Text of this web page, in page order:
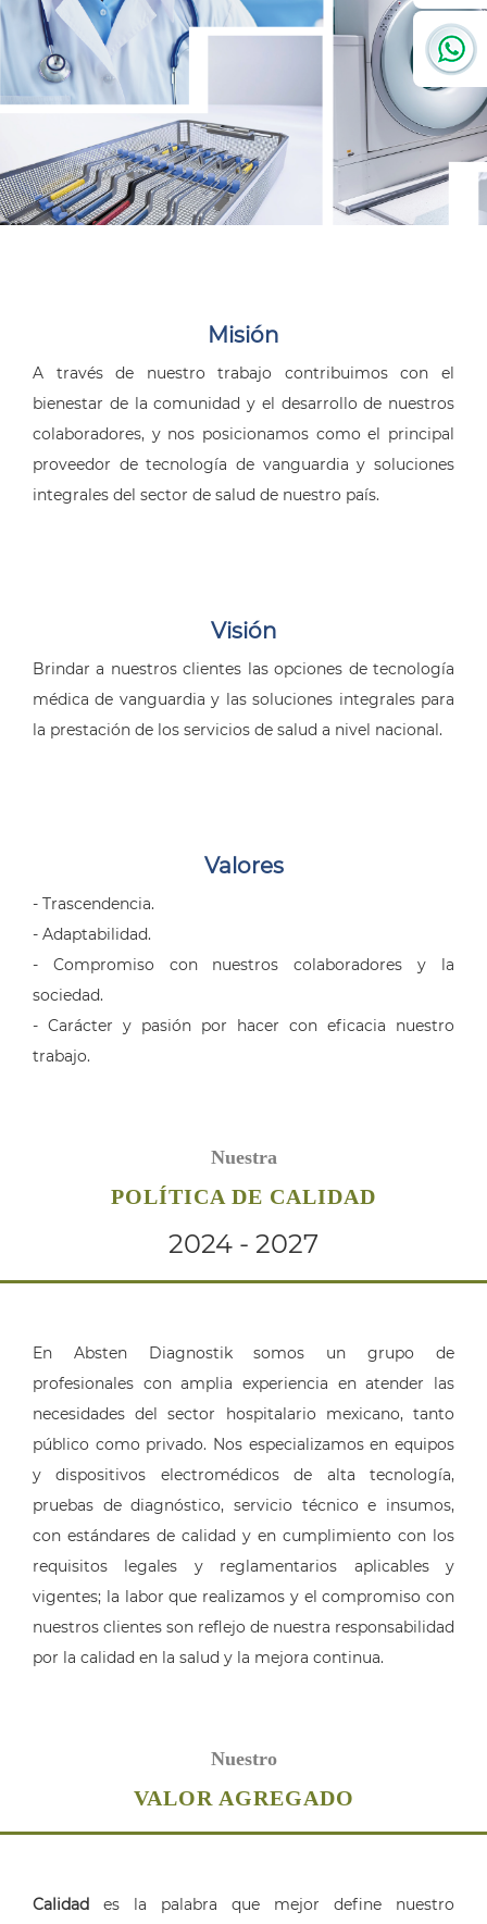
Misión
A través de nuestro trabajo contribuimos con el
bienestar de la comunidad y el desarrollo de nuestros
colaboradores, y nos posicionamos como el principal
proveedor de tecnología de vanguardia y soluciones
integrales del sector de salud de nuestro país.
Visión
Brindar a nuestros clientes las opciones de tecnología
médica de vanguardia y las soluciones integrales para
la prestación de los servicios de salud a nivel nacional.
Valores
- Trascendencia.
- Adaptabilidad.
- Compromiso con nuestros colaboradores y la
sociedad.
- Carácter y pasión por hacer con eficacia nuestro
trabajo.
Nuestra
POLÍTICA DE CALIDAD
2024 - 2027
En Absten Diagnostik somos un grupo de
profesionales con amplia experiencia en atender las
necesidades del sector hospitalario mexicano, tanto
público como privado. Nos especializamos en equipos
y dispositivos electromédicos de alta tecnología,
pruebas de diagnóstico, servicio técnico e insumos,
con estándares de calidad y en cumplimiento con los
requisitos legales y reglamentarios aplicables y
vigentes; la labor que realizamos y el compromiso con
nuestros clientes son reflejo de nuestra responsabilidad
por la calidad en la salud y la mejora continua.
Nuestro
VALOR AGREGADO
Calidad es la palabra que mejor define nuestro